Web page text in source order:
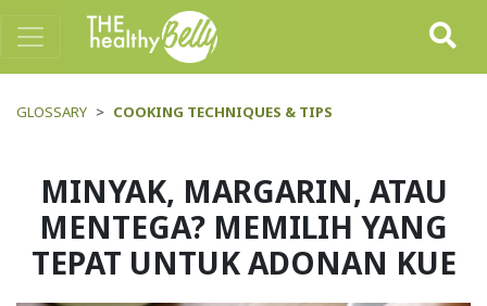
GLOSSARY COOKING TECHNIQUES & TIPS
MINYAK, MARGARIN, ATAU
MENTEGA? MEMILIH YANG
TEPAT UNTUK ADONAN KUE